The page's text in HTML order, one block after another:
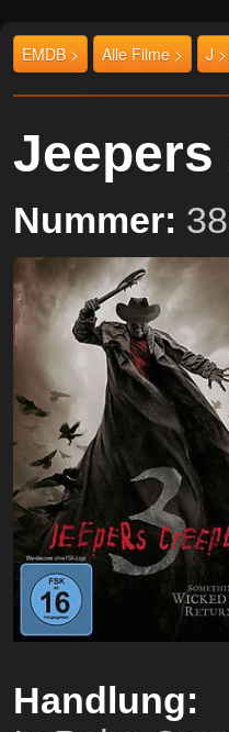
EMDB > Alle Filme > J >
Nummer:
Handlung: